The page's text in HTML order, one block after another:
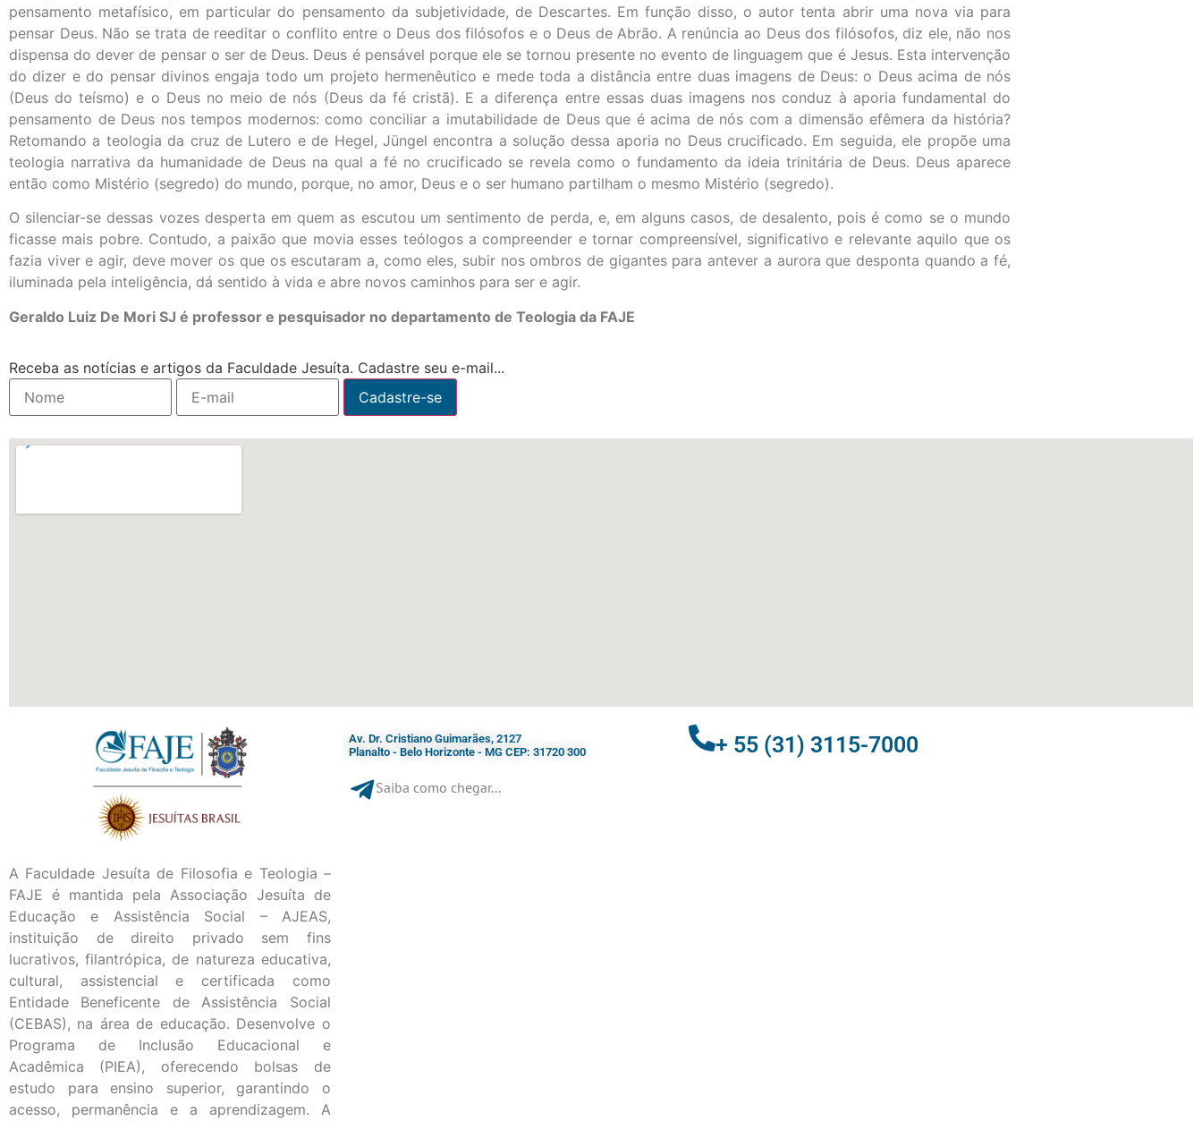
pensamento metafísico, em particular do pensamento da subjetividade, de Descartes. Em função disso, o autor tenta abrir uma nova via para
pensar Deus. Não se trata de reeditar o conflito entre o Deus dos filósofos e o Deus de Abrão. A renúncia ao Deus dos filósofos, diz ele, não nos
dispensa do dever de pensar o ser de Deus. Deus é pensável porque ele se tornou presente no evento de linguagem que é Jesus. Esta intervenção
do dizer e do pensar divinos engaja todo um projeto hermenêutico e mede toda a distância entre duas imagens de Deus: o Deus acima de nós
(Deus do teísmo) e o Deus no meio de nós (Deus da fé cristã). E a diferença entre essas duas imagens nos conduz à aporia fundamental do
pensamento de Deus nos tempos modernos: como conciliar a imutabilidade de Deus que é acima de nós com a dimensão efêmera da história?
Retomando a teologia da cruz de Lutero e de Hegel, Jüngel encontra a solução dessa aporia no Deus crucificado. Em seguida, ele propõe uma
teologia narrativa da humanidade de Deus na qual a fé no crucificado se revela como o fundamento da ideia trinitária de Deus. Deus aparece
então como Mistério (segredo) do mundo, porque, no amor, Deus e o ser humano partilham o mesmo Mistério (segredo).
O silenciar-se dessas vozes desperta em quem as escutou um sentimento de perda, e, em alguns casos, de desalento, pois é como se o mundo
ficasse mais pobre. Contudo, a paixão que movia esses teólogos a compreender e tornar compreensível, significativo e relevante aquilo que os
fazia viver e agir, deve mover os que os escutaram a, como eles, subir nos ombros de gigantes para antever a aurora que desponta quando a fé,
iluminada pela inteligência, dá sentido à vida e abre novos caminhos para ser e agir.
Geraldo Luiz De Mori SJ é professor e pesquisador no departamento de Teologia da FAJE
Receba as notícias e artigos da Faculdade Jesuíta. Cadastre seu e-mail...
A Faculdade Jesuíta de Filosofia e Teologia –
FAJE é mantida pela Associação Jesuíta de
Educação e Assistência Social – AJEAS,
instituição de direito privado sem fins
lucrativos, filantrópica, de natureza educativa,
cultural, assistencial e certificada como
Entidade Beneficente de Assistência Social
(CEBAS), na área de educação. Desenvolve o
Programa de Inclusão Educacional e
Acadêmica (PIEA), oferecendo bolsas de
estudo para ensino superior, garantindo o
acesso, permanência e a aprendizagem. A
Av. Dr. Cristiano Guimarães, 2127
Planalto - Belo Horizonte - MG CEP: 31720 300
Saiba como chegar...
+ 55 (31) 3115-7000​